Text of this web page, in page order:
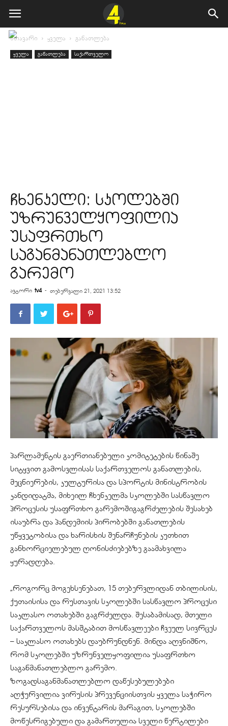
მთავარი ყველა განათლება
ყველა განათლება საქართველო
ჩხენკელი: სკოლებში
უზრუნველყოფილია
უსაფრთხო
საგანმანათლებლო
გარემო
ავტორი tv4 - თებერვალი 21, 2021 13:52
პარლამენტის გაერთიანებული კომიტეტების წინაშე
სიტყვით გამოსვლისას საქართველოს განათლების,
მეცნიერების, კულტურისა და სპორტის მინისტრობის
კანდიდატმა, მიხეილ ჩხენკელმა სკოლებში სასწავლო
პროცესის უსაფრთხო გარემოშიგაგრძელების შესახებ
ისაუბრა და პანდემიის პირობებში განათლების
უწყვეტობისა და ხარისხის შენარჩუნების კუთხით
განხორციელებულ ღონისძიებებზე გაამახვილა
ყურადღება.
„როგორც მოგეხსენებათ, 15 თებერვლიდან თბილისის,
ქუთაისისა და რუსთავის სკოლებში სასწავლო პროცესი
საკლასო ოთახებში გაგრძელდა. შესაბამისად, მთელი
საქართველოს მასშტაბით მოსწავლეები ჩვეულ სივრცეს
– საკლასო ოთახებს დაუბრუნდნენ. მინდა აღვნიშნო,
რომ სკოლებში უზრუნველყოფილია უსაფრთხო
საგანმანათლებლო გარემო.
ზოგადსაგანმანათლებლო დაწესებულებები
აღჭურვილია ვირუსის პრევენციისთვის ყველა საჭირო
რესურსებისა და ინვენტარის მარაგით, სკოლებში
მოწესრიგებული და გამართულია სველი წერტილები